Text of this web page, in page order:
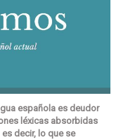
española es deudor
léxicas absorbidas
decir, lo que se